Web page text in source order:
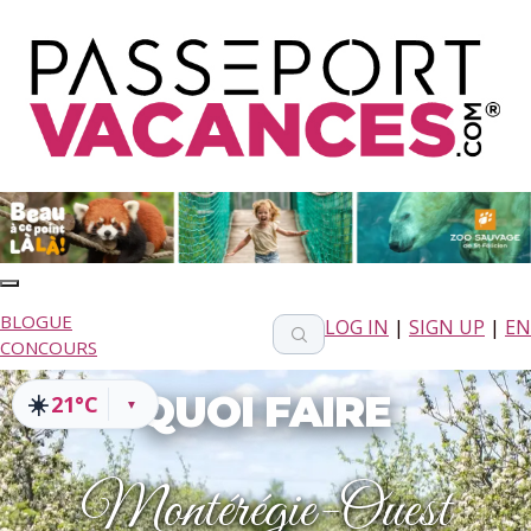
BLOGUE
CONCOURS
LOG IN | SIGN UP | EN
☀️21°C ▼ QUOI FAIRE
Montérégie-Ouest